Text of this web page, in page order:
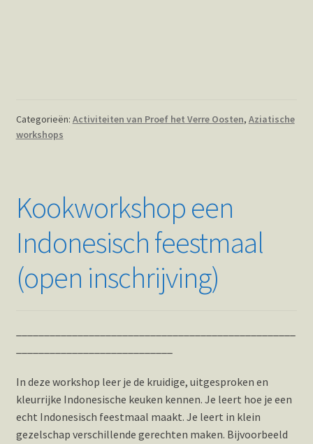
Categorieën: Activiteiten van Proef het Verre Oosten, Aziatische
workshops
Kookworkshop een
Indonesisch feestmaal
(open inschrijving)
In deze workshop leer je de kruidige, uitgesproken en
kleurrijke Indonesische keuken kennen. Je leert hoe je een
echt Indonesisch feestmaal maakt. Je leert in klein
gezelschap verschillende gerechten maken. Bijvoorbeeld